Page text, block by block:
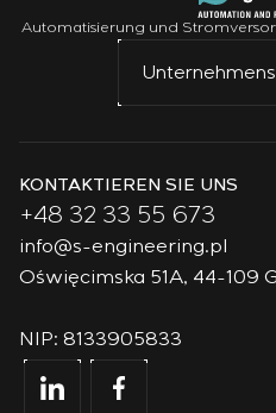
Automatisierung und
KONTAKTIEREN SIE UNS
+48 32 33 55 673
info@s-engineering.pl
Oświęcimska 51A, 44-109
NIP: 8133905833